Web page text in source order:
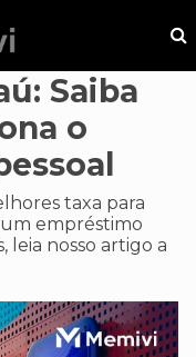
Saiba
o
taxa para
empréstimo
leia nosso artigo a